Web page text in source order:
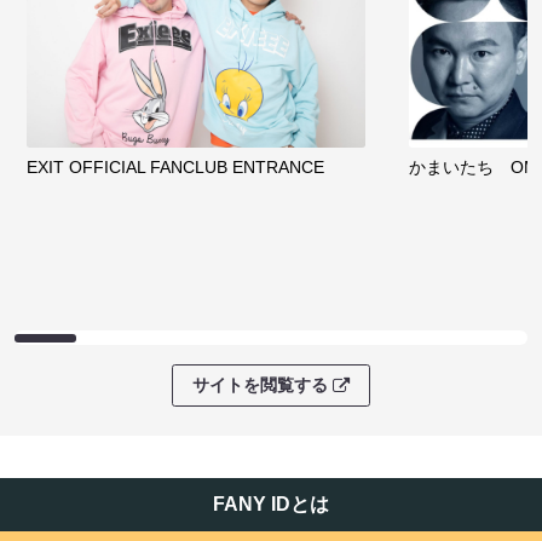
EXIT OFFICIAL FANCLUB ENTRANCE かまいたち
サイトを閲覧する
FANY IDとは